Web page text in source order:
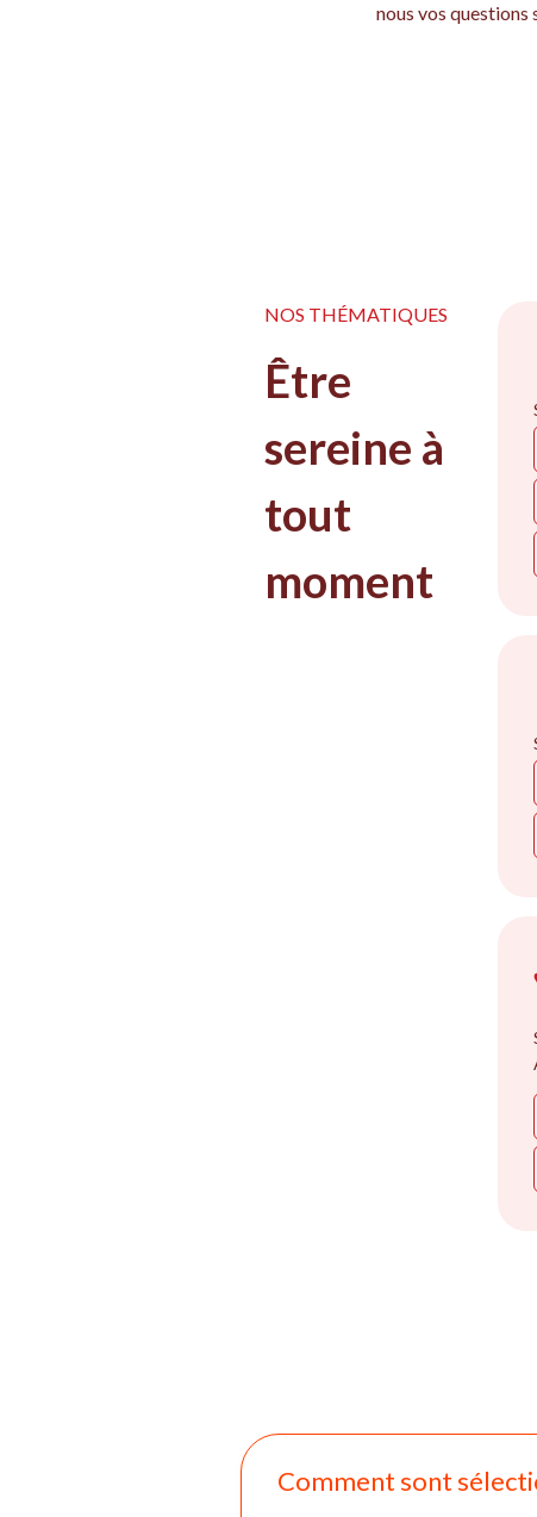
nous vos questions
NOS THÉMATIQUES
Être
sereine à
tout
moment
Comment sont